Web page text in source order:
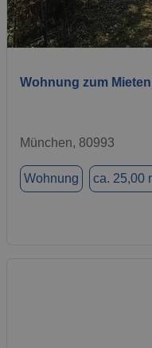
Wohnung zum
München, 80993
Wohnung ca. 25,00